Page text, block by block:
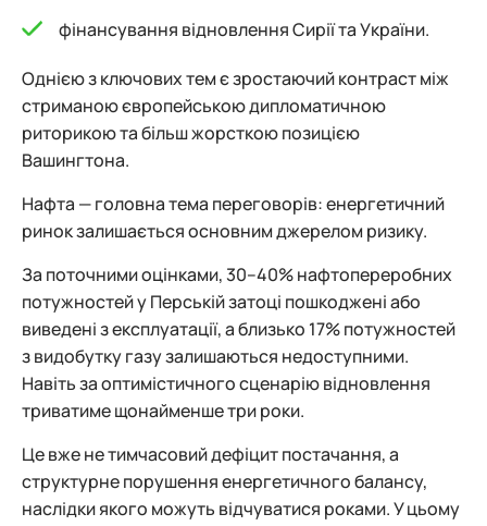
фінансування відновлення Сирії та України.
Однією з ключових тем є зростаючий контраст між
стриманою європейською дипломатичною
риторикою та більш жорсткою позицією
Вашингтона.
Нафта — головна тема переговорів: енергетичний
ринок залишається основним джерелом ризику.
За поточними оцінками, 30–40% нафтопереробних
потужностей у Перській затоці пошкоджені або
виведені з експлуатації, а близько 17% потужностей
з видобутку газу залишаються недоступними.
Навіть за оптимістичного сценарію відновлення
триватиме щонайменше три роки.
Це вже не тимчасовий дефіцит постачання, а
структурне порушення енергетичного балансу,
наслідки якого можуть відчуватися роками. У цьому